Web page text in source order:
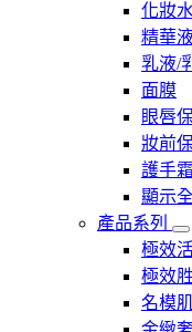
化妝水
精華
乳液/
面膜
眼唇
妝前
護手霜
顯示
產品系列
極效
極效
名模